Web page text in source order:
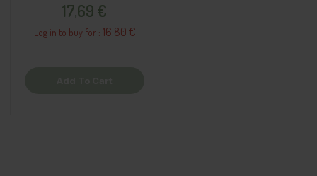
17,69 €
Log in to buy for : 16.80 €